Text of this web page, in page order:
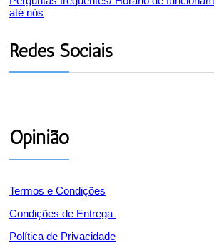
até nós
Redes Sociais
Opinião
Termos e Condições
Condições de Entrega
Política de Privacidade